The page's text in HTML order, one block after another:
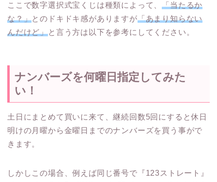
ここで数字選択式宝くじは種類によって、「当たるか
な？」とのドキドキ感がありますが「あまり知らない
んだけど」と言う方は以下を参考にしてください。
ナンバーズを何曜日指定してみた
い！
土日にまとめて買いに来て、継続回数5回にすると休日
明けの月曜から金曜日までのナンバーズを買う事がで
きます。
しかしこの場合、例えば同じ番号で 『123ストレート』